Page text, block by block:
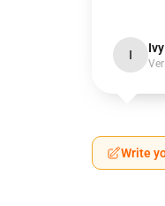
I Ivy
Write